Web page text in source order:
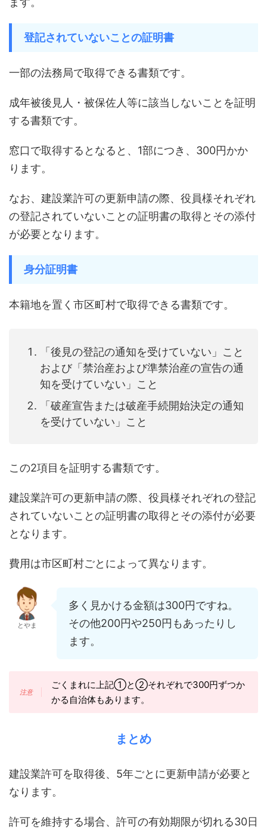
登記されていないことの証明書
一部の法務局で取得できる書類です。
成年被後見人・被保佐人等に該当しないことを証明
する書類です。
窓口で取得するとなると、1部につき、300円かか
ります。
なお、建設業許可の更新申請の際、役員様それぞれ
の登記されていないことの証明書の取得とその添付
が必要となります。
身分証明書
本籍地を置く市区町村で取得できる書類です。
「後見の登記の通知を受けていない」こと
および「禁治産および準禁治産の宣告の通
知を受けていない」こと
「破産宣告または破産手続開始決定の通知
を受けていない」こと
この2項目を証明する書類です。
建設業許可の更新申請の際、役員様それぞれの登記
されていないことの証明書の取得とその添付が必要
となります。
費用は市区町村ごとによって異なります。
とやま
多く見かける金額は300円ですね。
その他200円や250円もあったりし
ます。
ごくまれに上記①と②それぞれで300円ずつか
かる自治体もあります。
まとめ
建設業許可を取得後、5年ごとに更新申請が必要と
なります。
許可を維持する場合、許可の有効期限が切れる30日